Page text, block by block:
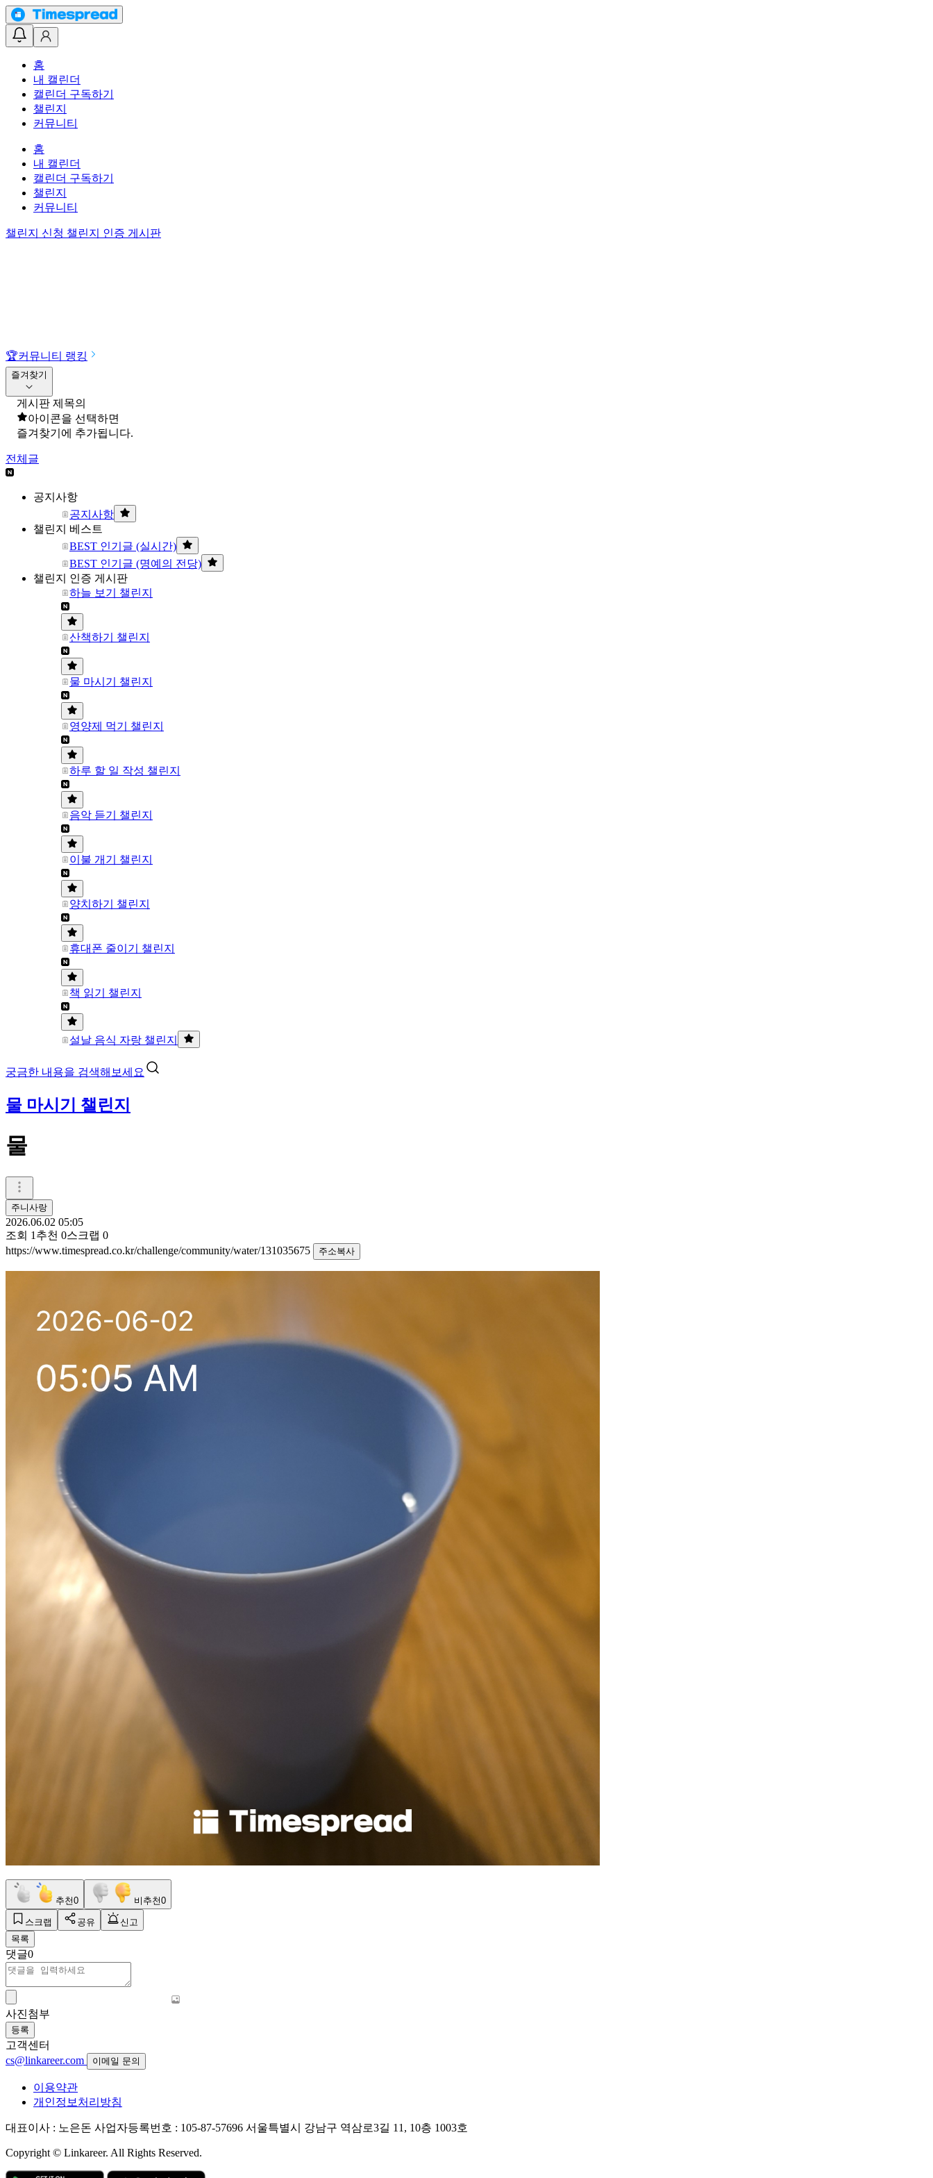
홈
내 캘린더
캘린더 구독하기
챌린지
커뮤니티
홈
내 캘린더
캘린더 구독하기
챌린지
커뮤니티
챌린지 신청 챌린지 인증 게시판
🏆커뮤니티 랭킹
즐겨찾기
게시판 제목의
아이콘을 선택하면
즐겨찾기에 추가됩니다.
전체글
공지사항
공지사항
챌린지 베스트
BEST 인기글 (실시간)
BEST 인기글 (명예의 전당)
챌린지 인증 게시판
하늘 보기 챌린지
산책하기 챌린지
물 마시기 챌린지
영양제 먹기 챌린지
하루 할 일 작성 챌린지
음악 듣기 챌린지
이불 개기 챌린지
양치하기 챌린지
휴대폰 줄이기 챌린지
책 읽기 챌린지
설날 음식 자랑 챌린지
궁금한 내용을 검색해보세요
물 마시기 챌린지
물
주니사랑
2026.06.02 05:05
조회 1 추천 0스크랩 0
https://www.timespread.co.kr/challenge/community/water/131035675
주소복사
추천0 비추천0
스크랩 공유
신고
목록
댓글0
사진첨부
등록
고객센터
cs@linkareer.com
이메일 문의
이용약관
개인정보처리방침
대표이사 : 노은돈 사업자등록번호 : 105-87-57696 서울특별시 강남구 역삼로3길 11, 10층 1003호
Copyright © Linkareer. All Rights Reserved.